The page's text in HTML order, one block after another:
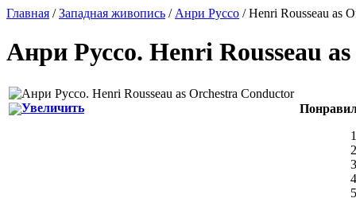
Главная /Западная живопись / Анри Руссо / Henri Rousseau as
Анри Руссо. Henri Rousseau
Увеличить